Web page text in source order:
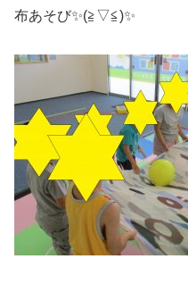
布あそび✨(≧▽≦)✨